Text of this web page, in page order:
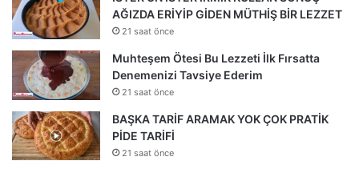
AĞIZDA ERİYİP GİDEN MÜTHİŞ BİR LEZZET
21 saat önce
Muhteşem Ötesi Bu Lezzeti İlk Fırsatta
Denemenizi Tavsiye Ederim
21 saat önce
BAŞKA TARİF ARAMAK YOK ÇOK PRATİK
PİDE TARİFİ
21 saat önce